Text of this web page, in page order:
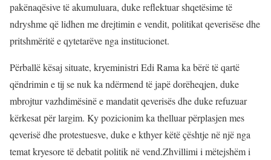
pakënaqësive të akumuluara, duke reflektuar shqetësime të
ndryshme që lidhen me drejtimin e vendit, politikat qeverisëse dhe
pritshmëritë e qytetarëve nga institucionet.
Përballë kësaj situate, kryeministri Edi Rama ka bërë të qartë
qëndrimin e tij se nuk ka ndërmend të japë dorëheqjen, duke
mbrojtur vazhdimësinë e mandatit qeverisës dhe duke refuzuar
kërkesat për largim. Ky pozicionim ka thelluar përplasjen mes
qeverisë dhe protestuesve, duke e kthyer këtë çështje në një nga
temat kryesore të debatit politik në vend.Zhvillimi i mëtejshëm i